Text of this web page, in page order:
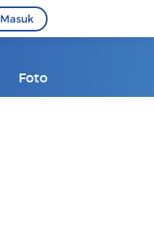
Masuk
Foto